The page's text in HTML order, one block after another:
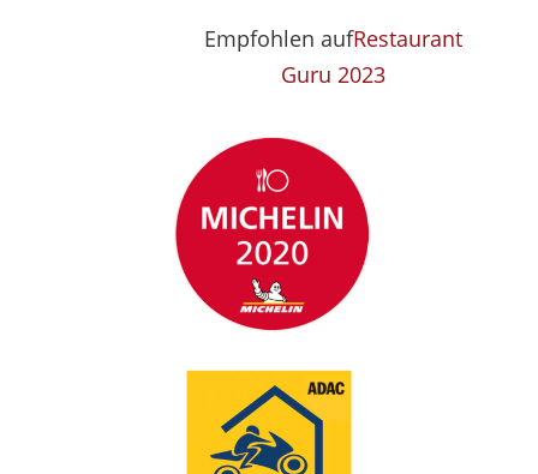
Empfohlen aufRestaurant
Guru 2023